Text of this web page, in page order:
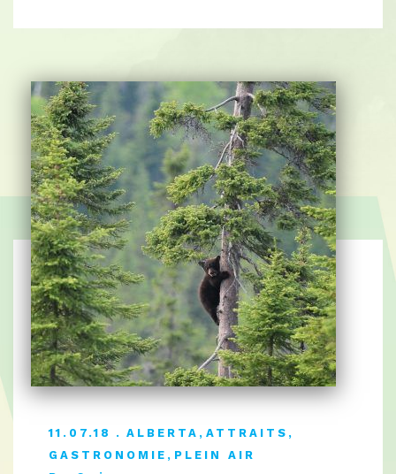
11.07.18 ALBERTA , ATTRAITS ,
GASTRONOMIE , PLEIN AIR